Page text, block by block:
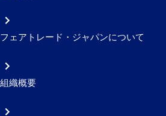
フェアトレード・ジャパンについて
組織概要